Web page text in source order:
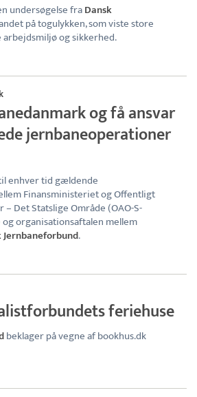
undersøgelse fraDansk
på togulykken, som viste store
og sikkerhed.
og få ansvar
jernbaneoperationer
enhver tid gældende
Finansministeriet og Offentligt
Det Statslige Område (OAO-S-
organisationsaftalen mellem
Jernbaneforbund.
feriehuse
beklager på vegne af bookhus.dk